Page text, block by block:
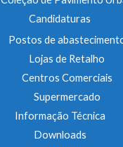
Candidaturas
Postos de
Lojas de Retalho
Centros Comerciais
Supermercado
Informação Técnica
Downloads